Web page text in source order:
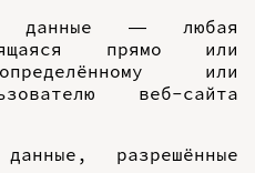
данные — любая
прямо или
или
веб-сайта
разрешённые